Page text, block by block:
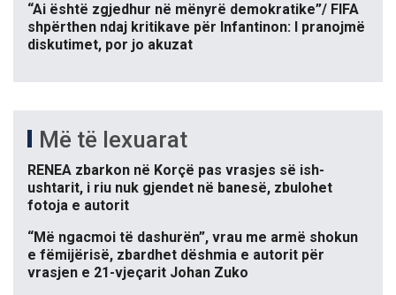
“Ai është zgjedhur në mënyrë demokratike”/ FIFA
shpërthen ndaj kritikave për Infantinon: I pranojmë
diskutimet, por jo akuzat
Më të lexuarat
RENEA zbarkon në Korçë pas vrasjes së ish-
ushtarit, i riu nuk gjendet në banesë, zbulohet
fotoja e autorit
“Më ngacmoi të dashurën”, vrau me armë shokun
e fëmijërisë, zbardhet dëshmia e autorit për
vrasjen e 21-vjeçarit Johan Zuko